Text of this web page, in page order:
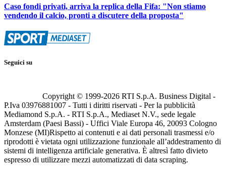
Caso fondi privati, arriva la replica della Fifa: "Non stiamo
vendendo il calcio, pronti a discutere della proposta"
Seguici su
Copyright © 1999-2026 RTI S.p.A. Business Digital -
P.Iva 03976881007 - Tutti i diritti riservati - Per la pubblicità
Mediamond S.p.A. - RTI S.p.A., Mediaset N.V., sede legale
Amsterdam (Paesi Bassi) - Uffici Viale Europa 46, 20093 Cologno
Monzese (MI)Rispetto ai contenuti e ai dati personali trasmessi e/o
riprodotti è vietata ogni utilizzazione funzionale all’addestramento di
sistemi di intelligenza artificiale generativa. È altresì fatto divieto
espresso di utilizzare mezzi automatizzati di data scraping.